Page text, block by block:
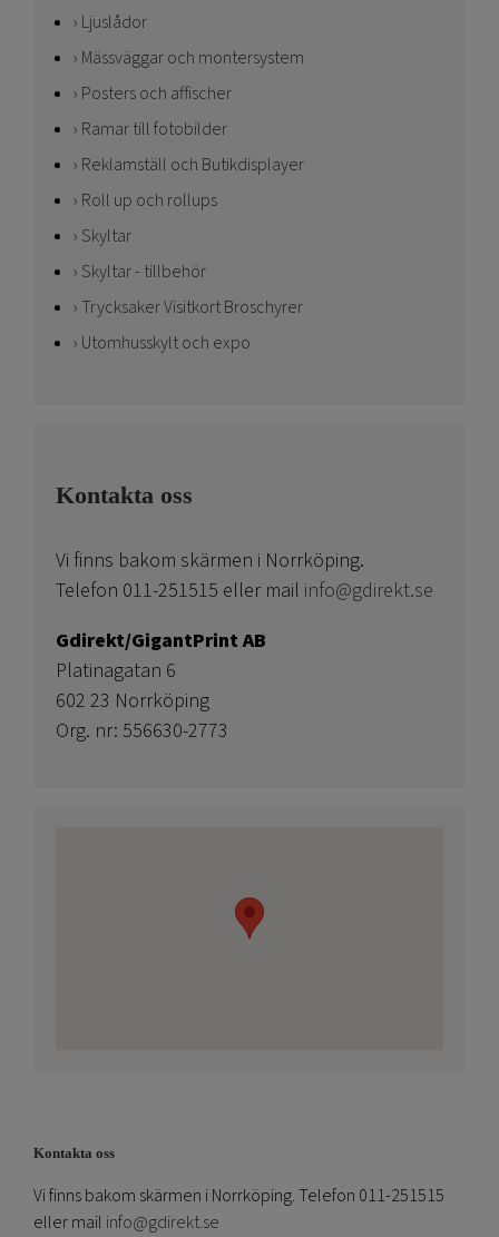
Ljuslådor
Mässväggar och montersystem
Posters och affischer
Ramar till fotobilder
Reklamställ och Butikdisplayer
Roll up och rollups
Skyltar
Skyltar - tillbehör
Trycksaker Visitkort Broschyrer
Utomhusskylt och expo
Kontakta oss
Vi finns bakom skärmen i Norrköping.
Telefon 011-251515 eller mail info@gdirekt.se
Gdirekt/GigantPrint AB
Platinagatan 6
602 23 Norrköping
Org. nr: 556630-2773
Kontakta oss
Vi finns bakom skärmen i Norrköping. Telefon 011-251515
eller mail info@gdirekt.se